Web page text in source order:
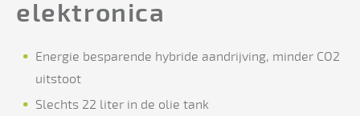
elektronica
Energie besparende hybride aandrijving, minder CO2
uitstoot
Slechts 22 liter in de olie tank